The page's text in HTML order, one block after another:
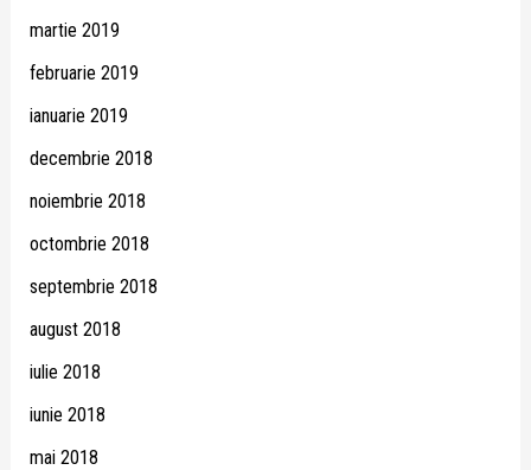
martie 2019
februarie 2019
ianuarie 2019
decembrie 2018
noiembrie 2018
octombrie 2018
septembrie 2018
august 2018
iulie 2018
iunie 2018
mai 2018